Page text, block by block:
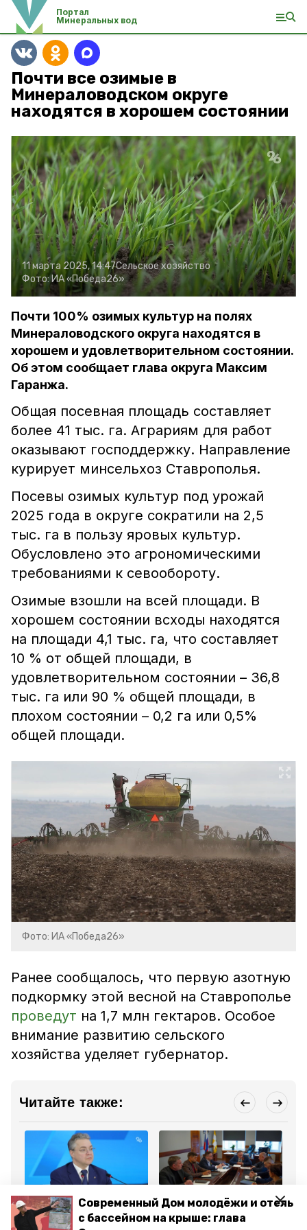
Современный Дом молодёжи и отель
с бассейном на крыше: глава
Портал
Минеральных вод
Почти все озимые в
Минераловодском округе
находятся в хорошем состоянии
11 марта 2025, 14:47Сельское хозяйство
Фото:ИА «Победа26»
Почти 100% озимых культур на полях
Минераловодского округа находятся в
хорошем и удовлетворительном состоянии.
Об этом сообщает глава округа Максим
Гаранжа.
Общая посевная площадь составляет
более 41 тыс. га. Аграриям для работ
оказывают господдержку. Направление
курирует минсельхоз Ставрополья.
Посевы озимых культур под урожай
2025 года в округе сократили на 2,5
тыс. га в пользу яровых культур.
Обусловлено это агрономическими
требованиями к севообороту.
Озимые взошли на всей площади. В
хорошем состоянии всходы находятся
на площади 4,1 тыс. га, что составляет
10 % от общей площади, в
удовлетворительном состоянии – 36,8
тыс. га или 90 % общей площади, в
плохом состоянии – 0,2 га или 0,5%
общей площади.
Фото: ИА «Победа26»
Ранее сообщалось, что первую азотную
подкормку этой весной на Ставрополье
проведут на 1,7 млн гектаров. Особое
внимание развитию сельского
хозяйства уделяет губернатор.
Читайте также:
Общество
10 марта 2025, 09:46
Экономика
27 февраля 2025, 12:23